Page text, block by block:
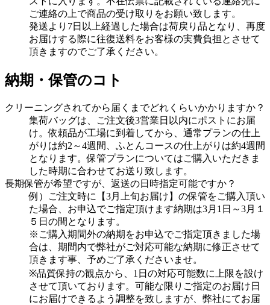
ご連絡の上で商品の受け取りをお願い致します。
発送より7日以上経過した場合は荷戻り品となり、再度
お届けする際に往復送料をお客様の実費負担とさせて
頂きますのでご了承ください。
納期・保管のコト
クリーニングされてから届くまでどれくらいかかりますか？
集荷バッグは、ご注文後3営業日以内にポストにお届
け。依頼品が工場に到着してから、通常プランの仕上
がりは約2～4週間、ふとんコースの仕上がりは約4週間
となります。保管プランについてはご購入いただきま
した時期に合わせてお送り致します。
長期保管が希望ですが、返送の日時指定可能ですか？
例）ご注文時に【3月上旬お届け】の保管をご購入頂い
た場合、お申込でご指定頂けます納期は3月1日～3月１
５日の間となります。
※ご購入期間外の納期をお申込でご指定頂きました場
合は、期間内で弊社がご対応可能な納期に修正させて
頂きます事、予めご了承くださいませ。
※品質保持の観点から、1日の対応可能数に上限を設け
させて頂いております。可能な限りご指定のお届け日
にお届けできるよう調整を致しますが、弊社にてお届